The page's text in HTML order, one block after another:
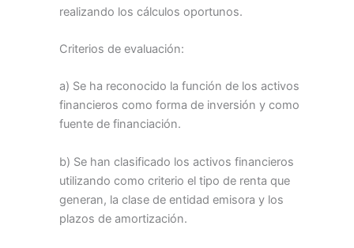
realizando los cálculos oportunos.
Criterios de evaluación:
a) Se ha reconocido la función de los activos
financieros como forma de inversión y como
fuente de financiación.
b) Se han clasificado los activos financieros
utilizando como criterio el tipo de renta que
generan, la clase de entidad emisora y los
plazos de amortización.